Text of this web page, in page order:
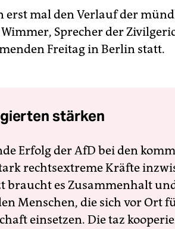
erst mal den Verlauf der
Sprecher der
Freitag in Berlin statt.
stärken
Erfolg der AfD bei den
rechtsextreme Kräfte
braucht es Zusammenhalt
Menschen, die sich vor Ort
einsetzen. Die taz